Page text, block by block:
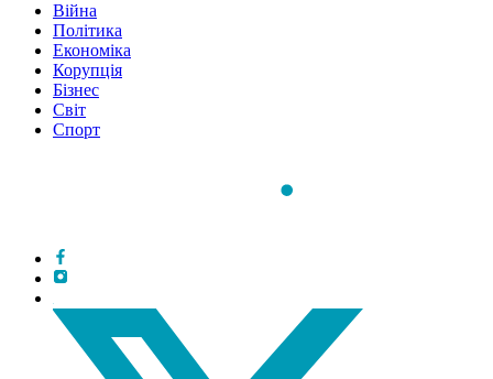
Війна
Політика
Економіка
Корупція
Бізнес
Світ
Спорт